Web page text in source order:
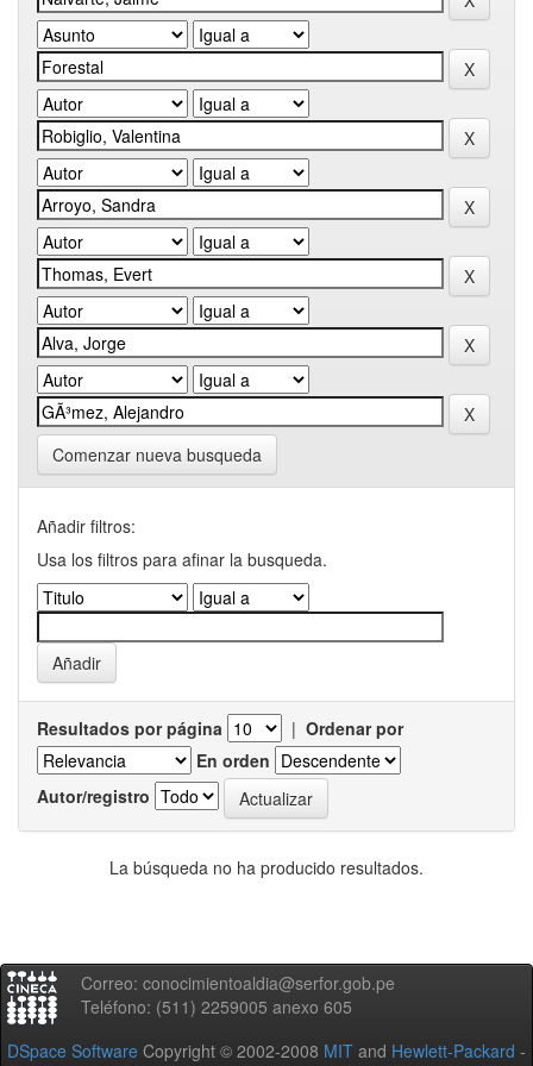
Comenzar nueva busqueda
Añadir filtros:
Usa los filtros para afinar la busqueda.
Resultados por página | Ordenar por
En orden
Autor/registro
La búsqueda no ha producido resultados.
Correo: conocimientoaldia@serfor.gob.pe
Teléfono: (511) 2259005 anexo 605
DSpace Software Copyright © 2002-2008 MIT and Hewlett-Packard -